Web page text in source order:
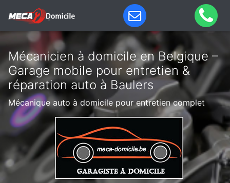
Mécanicien à domicile en Belgique –
Garage mobile pour entretien &
réparation auto à Baulers
Mécanique auto à domicile pour entretien complet